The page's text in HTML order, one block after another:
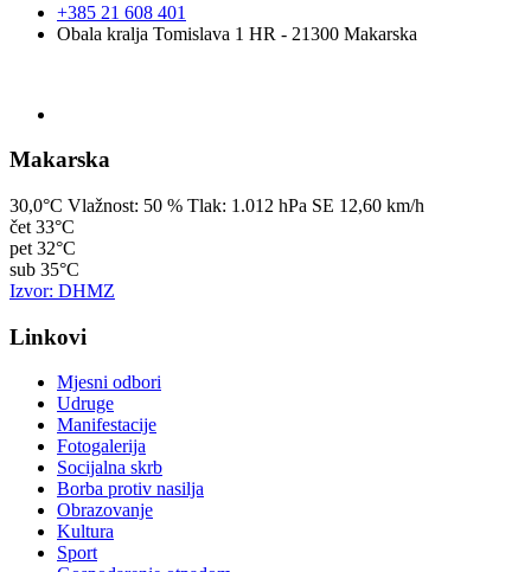
+385 21 608 401
Obala kralja Tomislava 1 HR - 21300 Makarska
Makarska
30,0°C Vlažnost: 50 % Tlak: 1.012 hPa SE 12,60 km/h
čet 33°C
pet 32°C
sub 35°C
Izvor: DHMZ
Linkovi
Mjesni odbori
Udruge
Manifestacije
Fotogalerija
Socijalna skrb
Borba protiv nasilja
Obrazovanje
Kultura
Sport